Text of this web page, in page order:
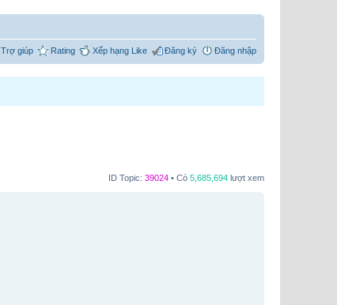
Trợ giúp Rating Xếp hạng Like Đăng ký Đăng nhập
ID Topic: 39024 • Có 5,685,694 lượt xem